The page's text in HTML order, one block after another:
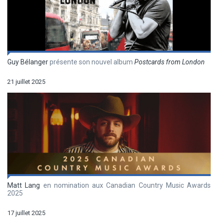
Guy Bélangerprésente son nouvel album Postcards from London
21 juillet 2025
Matt Lang en nomination aux Canadian Country Music Awards
2025
17 juillet 2025